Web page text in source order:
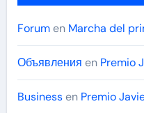
Forumen Marcha del
Объявления en Premio
Businessen Premio